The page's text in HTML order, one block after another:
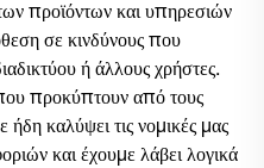
προϊόντων και υπηρεσιών
σε κινδύνους που
ή άλλους χρήστες.
προκύπτουν από τους
ήδη καλύψει τις νομικές μας
και έχουμε λάβει λογικά